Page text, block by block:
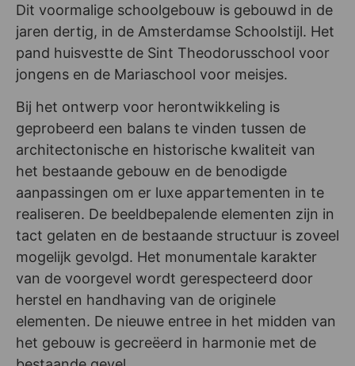
Dit voormalige schoolgebouw is gebouwd in de
jaren dertig, in de Amsterdamse Schoolstijl. Het
pand huisvestte de Sint Theodorusschool voor
jongens en de Mariaschool voor meisjes.
Bij het ontwerp voor herontwikkeling is
geprobeerd een balans te vinden tussen de
architectonische en historische kwaliteit van
het bestaande gebouw en de benodigde
aanpassingen om er luxe appartementen in te
realiseren. De beeldbepalende elementen zijn in
tact gelaten en de bestaande structuur is zoveel
mogelijk gevolgd. Het monumentale karakter
van de voorgevel wordt gerespecteerd door
herstel en handhaving van de originele
elementen. De nieuwe entree in het midden van
het gebouw is gecreëerd in harmonie met de